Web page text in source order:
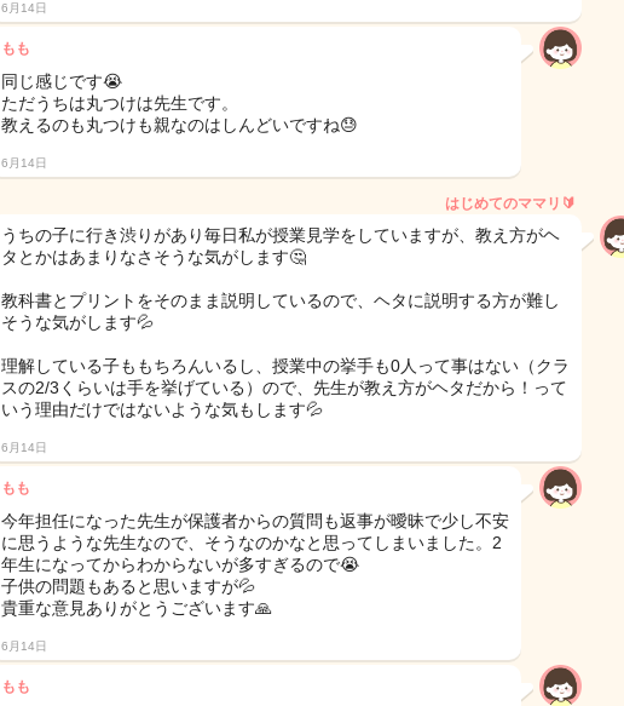
6月14日
もも
同じ感じです😭
ただうちは丸つけは先生です。
教えるのも丸つけも親なのはしんどいですね😓
6月14日
はじめてのママリ🔰
うちの子に行き渋りがあり毎日私が授業見学をしていますが、教え方がヘ
タとかはあまりなさそうな気がします🤔
教科書とプリントをそのまま説明しているので、ヘタに説明する方が難し
そうな気がします💦
理解している子ももちろんいるし、授業中の挙手も0人って事はない（クラ
スの2/3くらいは手を挙げている）ので、先生が教え方がヘタだから！って
いう理由だけではないような気もします💦
6月14日
もも
今年担任になった先生が保護者からの質問も返事が曖昧で少し不安
に思うような先生なので、そうなのかなと思ってしまいました。2
年生になってからわからないが多すぎるので😭
子供の問題もあると思いますが💦
貴重な意見ありがとうございます🙏
6月14日
もも